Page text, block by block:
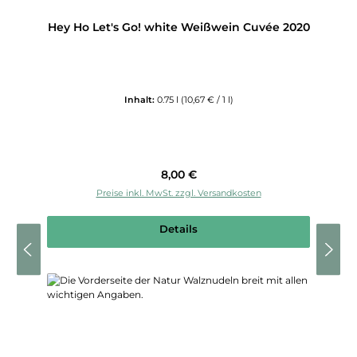
Hey Ho Let's Go! white Weißwein Cuvée 2020
Inhalt: 0.75 l (10,67 € / 1 l)
Regulärer Preis:
8,00 €
Preise inkl. MwSt. zzgl. Versandkosten
Details